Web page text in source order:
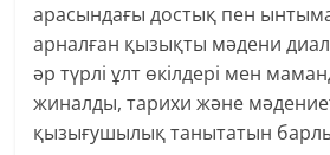
арасындағы достық пен
арналған қызықты мәдени
әр түрлі ұлт өкілдері мен
жиналды, тарихи және
қызығушылық танытатын